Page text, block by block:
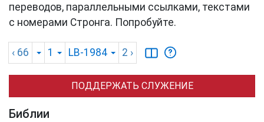
переводов, параллельными ссылками, текстами
с номерами Стронга. Попробуйте.
‹ 66 1 LB-1984 2 ›
ПОДДЕРЖАТЬ СЛУЖЕНИЕ
Библии